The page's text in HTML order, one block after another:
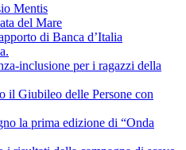
Mentis
del Mare
di Banca d’Italia
inclusione per i ragazzi della
Giubileo delle Persone con
la prima edizione di “Onda